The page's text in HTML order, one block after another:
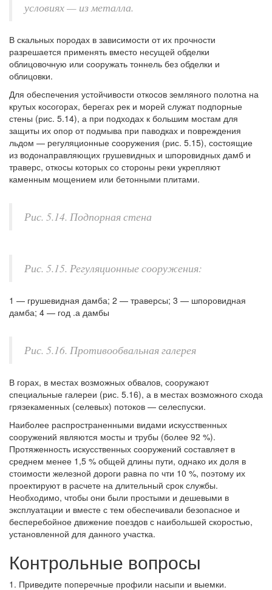
условиях — из металла.
В скальных породах в зависимости от их прочности
разрешается применять вместо несущей обделки
облицовочную или сооружать тоннель без обделки и
облицовки.
Для обеспечения устойчивости откосов земляного полотна на
крутых косогорах, берегах рек и морей служат подпорные
стены (рис. 5.14), а при подходах к большим мостам для
защиты их опор от подмыва при паводках и повреждения
льдом — регуляционные сооружения (рис. 5.15), состоящие
из водонаправляющих грушевидных и шпоровидных дамб и
траверс, откосы которых со стороны реки укрепляют
каменным мощением или бетонными плитами.
Рис. 5.14. Подпорная стена
Рис. 5.15. Регуляционные сооружения:
1 — грушевидная дамба; 2 — траверсы; 3 — шпоровидная
дамба; 4 — год .а дамбы
Рис. 5.16. Противообвальная галерея
В горах, в местах возможных обвалов, сооружают
специальные галереи (рис. 5.16), а в местах возможного схода
грязекаменных (селевых) потоков — селеспуски.
Наиболее распространенными видами искусственных
сооружений являются мосты и трубы (более 92 %).
Протяженность искусственных сооружений составляет в
среднем менее 1,5 % общей длины пути, однако их доля в
стоимости железной дороги равна по чти 10 %, поэтому их
проектируют в расчете на длительный срок службы.
Необходимо, чтобы они были простыми и дешевыми в
эксплуатации и вместе с тем обеспечивали безопасное и
бесперебойное движение поездов с наибольшей скоростью,
установленной для данного участка.
Контрольные вопросы
1. Приведите поперечные профили насыпи и выемки.